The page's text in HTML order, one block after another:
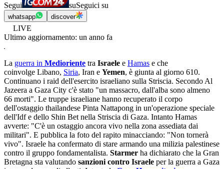
Segui suSeguici su
whatsapp discover
LIVE
Ultimo aggiornamento: un anno fa
La guerra in Medioriente tra Israele e Hamas e che
coinvolge Libano, Siria, Iran e Yemen, è giunta al giorno 610.
Continuano i raid dell'esercito israeliano sulla Striscia. Secondo Al
Jazeera a Gaza City c'è stato "un massacro, dall'alba sono almeno
66 morti". Le truppe israeliane hanno recuperato il corpo
dell'ostaggio thailandese Pinta Nattapong in un'operazione speciale
dell'Idf e dello Shin Bet nella Striscia di Gaza. Intanto Hamas
avverte: "C'è un ostaggio ancora vivo nella zona assediata dai
militari". E pubblica la foto del rapito minacciando: "Non tornerà
vivo". Israele ha confermato di stare armando una milizia palestinese
contro il gruppo fondamentalista. Starmer ha dichiarato che la Gran
Bretagna sta valutando sanzioni contro Israele per la guerra a Gaza